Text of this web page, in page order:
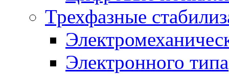
Трехфазные
Электронного типа